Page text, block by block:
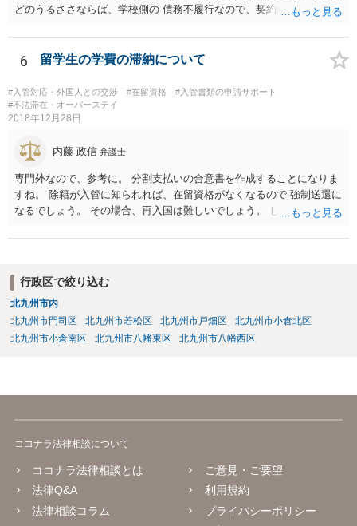
どのうるささならば、学校側の 債務不履行なので、契約解除、あるい
て、在留資格に問題が出るといけません から、その点が気になるとこ
ろですね。
6 留学生の学費の滞納について
#入管対応・外国人との交渉 #在留資格
#入管書類の申請サポート
#不法滞在・オーバーステイ
2018年12月28日
内藤 政信 弁護士
専門外なので、参考に。 分割支払いの合意書を作成することになりま
すね。 除籍が入管に知られれば、在留資格がなくなるので 強制送還に
なるでしょう。 その場合、再入国は難しいでしょう。 したがって、結
いように思いますね。
行政区で絞り込む
北九州市内
北九州市門司区
北九州市若松区 北九州市戸畑区
北九州市小倉北区
北九州市小倉南区
北九州市八幡東区 北九州市八幡西区
ココナラ法律相談について
ココナラ法律相談とは
法律Q&A
法律相談コラム
ご意見・ご要望
利用規約
プライバシーポリシー